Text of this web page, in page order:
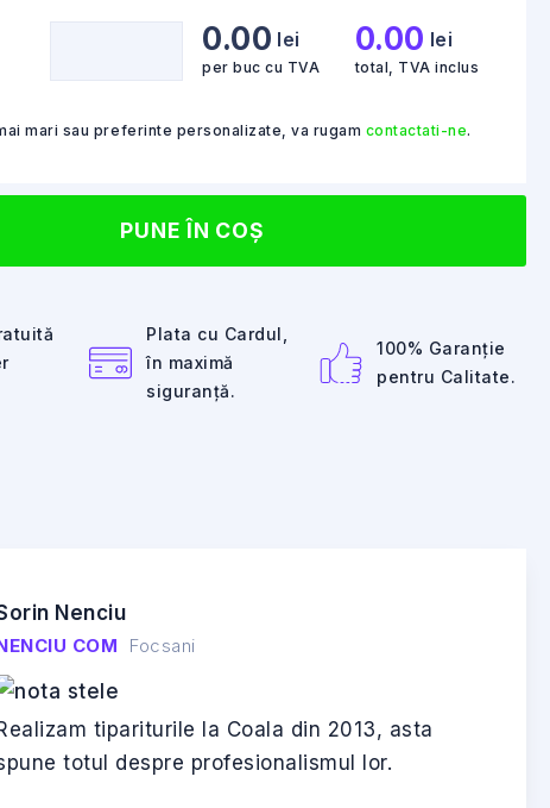
0.00 lei
per buc cu TVA
0.00 lei
total, TVA inclus
mari sau preferinte personalizate, va rugam contactati-ne.
PUNE ÎN COȘ
Plata cu Cardul,
în maximă
siguranță.
100% Garanție
pentru Calitate.
Nenciu
COM Focsani
tipariturile la Coala din 2013, asta
totul despre profesionalismul lor.